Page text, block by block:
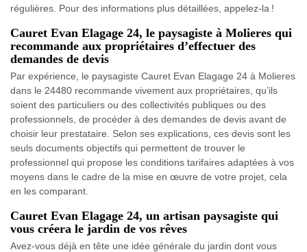
régulières. Pour des informations plus détaillées, appelez-la !
Cauret Evan Elagage 24, le paysagiste à Molieres qui
recommande aux propriétaires d’effectuer des
demandes de devis
Par expérience, le paysagiste Cauret Evan Elagage 24 à Molieres
dans le 24480 recommande vivement aux propriétaires, qu’ils
soient des particuliers ou des collectivités publiques ou des
professionnels, de procéder à des demandes de devis avant de
choisir leur prestataire. Selon ses explications, ces devis sont les
seuls documents objectifs qui permettent de trouver le
professionnel qui propose les conditions tarifaires adaptées à vos
moyens dans le cadre de la mise en œuvre de votre projet, cela
en les comparant.
Cauret Evan Elagage 24, un artisan paysagiste qui
vous créera le jardin de vos rêves
Avez-vous déjà en tête une idée générale du jardin dont vous